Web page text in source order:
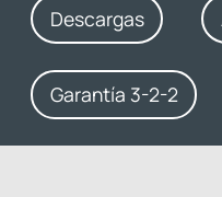
Descargas
Garantía 3-2-2